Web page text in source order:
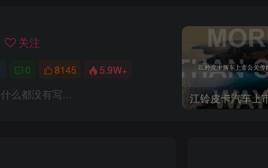
账号NEW口弹、细滑、透好状态时在”集一称8一挂的
活年是力-SK-I SKINDOWERKOL全新升级大红系十年专
NEW、题已：读个据的大打理可以普通用户12日☆1N品
、SKII SK2SK-II SKINPOWER硬广整体概览SKII品牌
热点大视窗32020/8/252学和两2020/9/9工七化意《AR
关注
0 8145 5.9W+
么都没有写...